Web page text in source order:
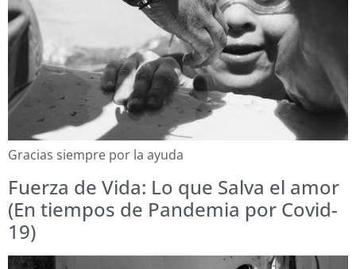
Gracias siempre por la ayuda
Fuerza de Vida: Lo que Salva el amor
(En tiempos de Pandemia por Covid-
19)